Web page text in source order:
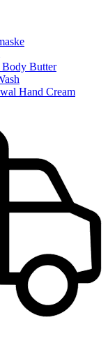
Butter
Hand Cream